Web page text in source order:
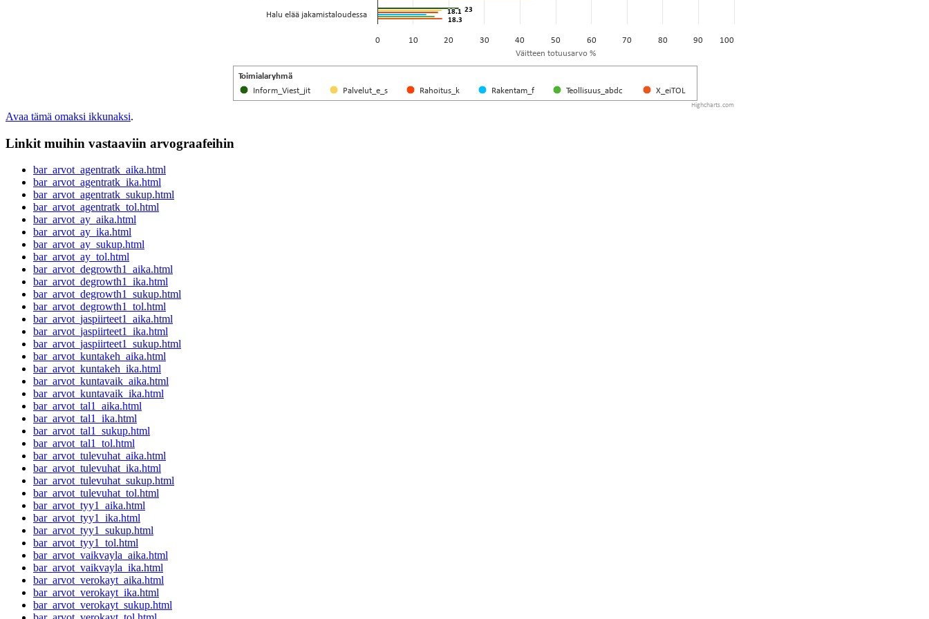
Väitteen totuusarvo %
23
23
18.1
18.1
18.3
18.3
Inform_Viest_jit Palvelut_e_s Rahoitus_k Rakentam_f Teollisuus_abdc X_eiTOL
Toimialaryhmä
0 10 20 30 40 50 60 70 80 90 100
Halu elää jakamistaloudessa
Highcharts.com
Avaa tämä omaksi ikkunaksi.
Linkit muihin vastaaviin arvograafeihin
bar_arvot_agentratk_aika.html
bar_arvot_agentratk_ika.html
bar_arvot_agentratk_sukup.html
bar_arvot_agentratk_tol.html
bar_arvot_ay_aika.html
bar_arvot_ay_ika.html
bar_arvot_ay_sukup.html
bar_arvot_ay_tol.html
bar_arvot_degrowth1_aika.html
bar_arvot_degrowth1_ika.html
bar_arvot_degrowth1_sukup.html
bar_arvot_degrowth1_tol.html
bar_arvot_jaspiirteet1_aika.html
bar_arvot_jaspiirteet1_ika.html
bar_arvot_jaspiirteet1_sukup.html
bar_arvot_kuntakeh_aika.html
bar_arvot_kuntakeh_ika.html
bar_arvot_kuntavaik_aika.html
bar_arvot_kuntavaik_ika.html
bar_arvot_tal1_aika.html
bar_arvot_tal1_ika.html
bar_arvot_tal1_sukup.html
bar_arvot_tal1_tol.html
bar_arvot_tulevuhat_aika.html
bar_arvot_tulevuhat_ika.html
bar_arvot_tulevuhat_sukup.html
bar_arvot_tulevuhat_tol.html
bar_arvot_tyy1_aika.html
bar_arvot_tyy1_ika.html
bar_arvot_tyy1_sukup.html
bar_arvot_tyy1_tol.html
bar_arvot_vaikvayla_aika.html
bar_arvot_vaikvayla_ika.html
bar_arvot_verokayt_aika.html
bar_arvot_verokayt_ika.html
bar_arvot_verokayt_sukup.html